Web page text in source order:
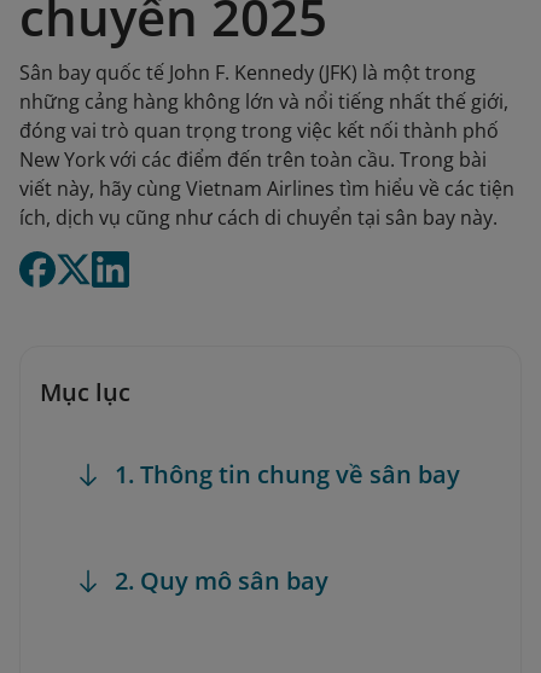
chuyển 2025
Sân bay quốc tế John F. Kennedy (JFK) là một trong
những cảng hàng không lớn và nổi tiếng nhất thế giới,
đóng vai trò quan trọng trong việc kết nối thành phố
New York với các điểm đến trên toàn cầu. Trong bài
viết này, hãy cùng Vietnam Airlines tìm hiểu về các tiện
ích, dịch vụ cũng như cách di chuyển tại sân bay này.
Mục lục
1. Thông tin chung về sân bay
2. Quy mô sân bay